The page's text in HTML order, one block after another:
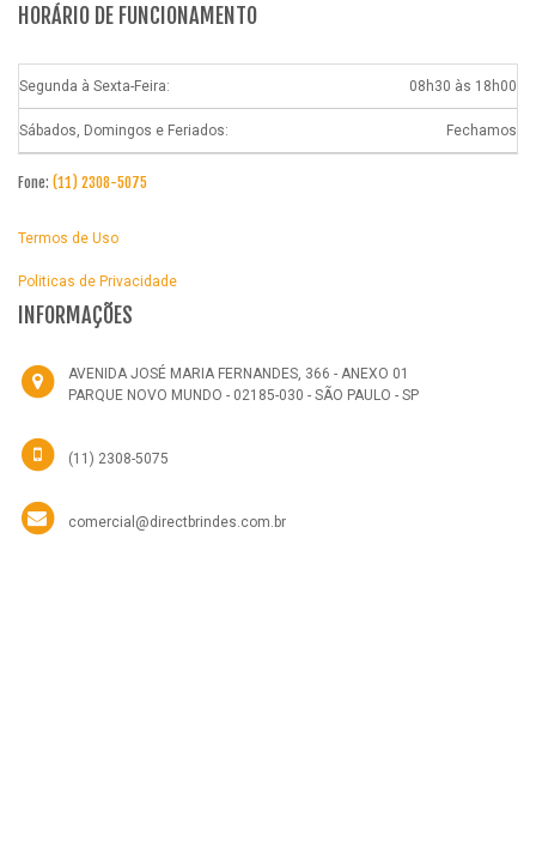
HORÁRIO DE FUNCIONAMENTO
Segunda à Sexta-Feira: 08h30 às 18h00
Sábados, Domingos e Feriados: Fechamos
Fone: (11) 2308-5075
Termos de Uso
Politicas de Privacidade
INFORMAÇÕES
AVENIDA JOSÉ MARIA FERNANDES, 366 - ANEXO 01
PARQUE NOVO MUNDO - 02185-030 - SÃO PAULO - SP
(11) 2308-5075
comercial@directbrindes.com.br